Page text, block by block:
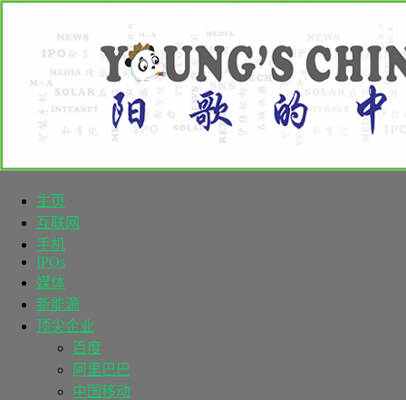
主页
互联网
手机
IPOs
媒体
新能源
顶尖企业
百度
阿里巴巴
中国移动